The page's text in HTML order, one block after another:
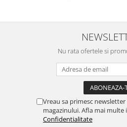
Nu rata ofertele si
Vreau sa primesc
magazinului. Afla mai multe
Confidentialitate